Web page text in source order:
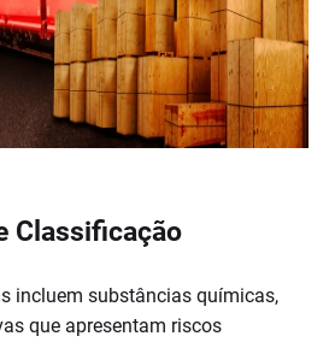
Classificação
incluem substâncias químicas,
que apresentam riscos